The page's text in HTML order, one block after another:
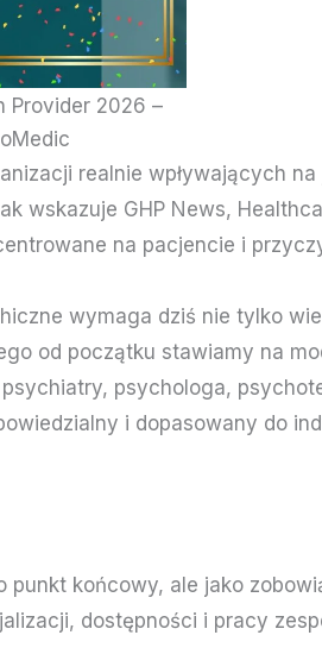
Provider 2026 –
realnie wpływających
wskazuje GHP News,
na pacjencie i
wymaga dziś nie tylko
od początku stawiamy na
psychologa,
i dopasowany do
punkt końcowy, ale jako
dostępności i pracy